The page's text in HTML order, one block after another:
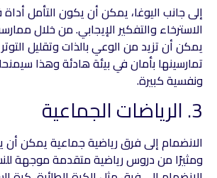
إلى جانب اليوغا، يمكن أن يكون التأمل
الاسترخاء والتفكير الإيجابي. من خلال
يمكن أن تزيد من الوعي بالذات وتقليل
تمارسينها بأمان في بيئة هادئة وهذا
ونفسية كبيرة.
3. الرياضات الجماعية
الانضمام إلى فرق رياضية جماعية يمكن أن
ومثيرًا من دروس رياضية متقدمة موجهة